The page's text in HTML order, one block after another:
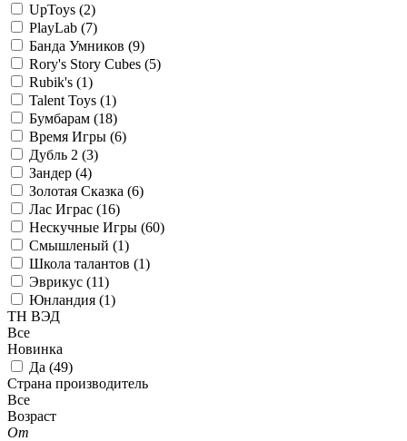
UpToys (2)
PlayLab (7)
Банда Умников (9)
Rory's Story Cubes (5)
Rubik's (1)
Talent Toys (1)
Бумбарам (18)
Время Игры (6)
Дубль 2 (3)
Зандер (4)
Золотая Сказка (6)
Лас Играс (16)
Нескучные Игры (60)
Смышленый (1)
Школа талантов (1)
Эврикус (11)
Юнландия (1)
ТН ВЭД
Все
Новинка
Да (49)
Страна производитель
Все
Возраст
От